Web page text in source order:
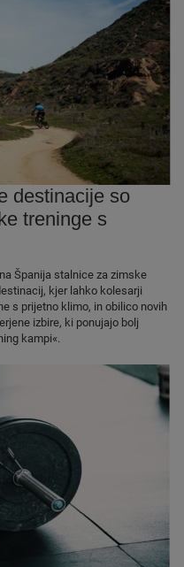
destinacije so
treninge s
Španija stalnice za zimske
kjer lahko kolesarji
s prijetno klimo, in obilico novih
izbire, ki ponujajo bolj
kampi«.